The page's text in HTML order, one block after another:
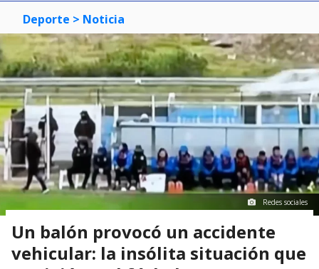
Deporte > Noticia
Redes sociales
Un balón provocó un accidente
vehicular: la insólita situación que